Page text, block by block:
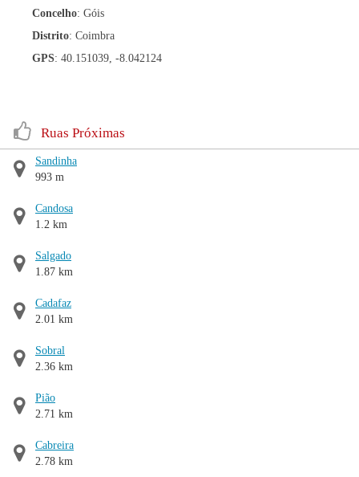
Concelho: Góis
Distrito: Coimbra
GPS: 40.151039, -8.042124
Ruas Próximas
Sandinha
993 m
Candosa
1.2 km
Salgado
1.87 km
Cadafaz
2.01 km
Sobral
2.36 km
Pião
2.71 km
Cabreira
2.78 km